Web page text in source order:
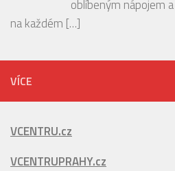
oblíbeným nápojem
na každém […]
VÍCE
VCENTRU.cz
VCENTRUPRAHY.cz